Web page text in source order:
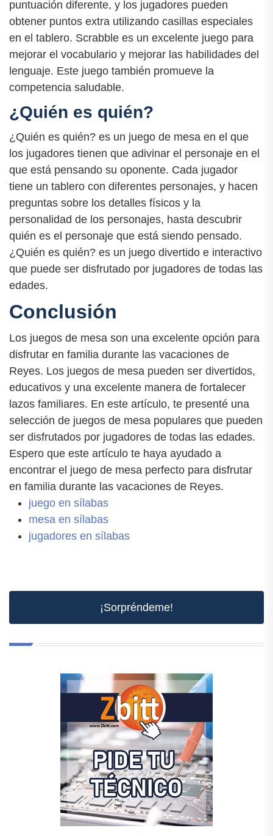
puntuación diferente, y los jugadores pueden
obtener puntos extra utilizando casillas especiales
en el tablero. Scrabble es un excelente juego para
mejorar el vocabulario y mejorar las habilidades del
lenguaje. Este juego también promueve la
competencia saludable.
¿Quién es quién?
¿Quién es quién? es un juego de mesa en el que
los jugadores tienen que adivinar el personaje en el
que está pensando su oponente. Cada jugador
tiene un tablero con diferentes personajes, y hacen
preguntas sobre los detalles físicos y la
personalidad de los personajes, hasta descubrir
quién es el personaje que está siendo pensado.
¿Quién es quién? es un juego divertido e interactivo
que puede ser disfrutado por jugadores de todas las
edades.
Conclusión
Los juegos de mesa son una excelente opción para
disfrutar en familia durante las vacaciones de
Reyes. Los juegos de mesa pueden ser divertidos,
educativos y una excelente manera de fortalecer
lazos familiares. En este artículo, te presenté una
selección de juegos de mesa populares que pueden
ser disfrutados por jugadores de todas las edades.
Espero que este artículo te haya ayudado a
encontrar el juego de mesa perfecto para disfrutar
en familia durante las vacaciones de Reyes.
juego en sílabas
mesa en sílabas
jugadores en sílabas
¡Sorpréndeme!